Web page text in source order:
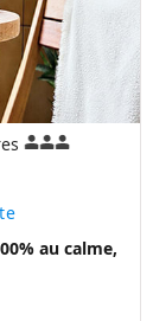
au calme,